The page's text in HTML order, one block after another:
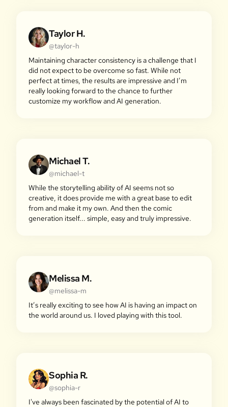
Taylor H.
@taylor-h
Maintaining character consistency is a challenge that I
did not expect to be overcome so fast. While not
perfect at times, the results are impressive and I’m
really looking forward to the chance to further
customize my workflow and AI generation.
Michael T.
@michael-t
While the storytelling ability of AI seems not so
creative, it does provide me with a great base to edit
from and make it my own. And then the comic
generation itself... simple, easy and truly impressive.
Melissa M.
@melissa-m
It’s really exciting to see how AI is having an impact on
the world around us. I loved playing with this tool.
Sophia R.
@sophia-r
I've always been fascinated by the potential of AI to